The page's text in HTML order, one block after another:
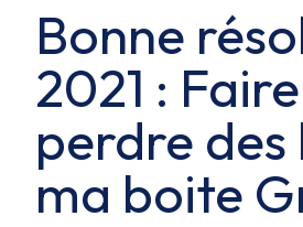
Bonne
2021 : Faire
perdre des
ma boite